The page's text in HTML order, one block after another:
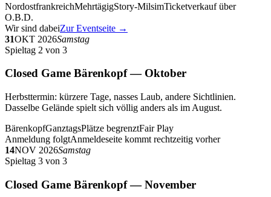
NordostfrankreichMehrtägigStory-MilsimTicketverkauf über
O.B.D.
Wir sind dabeiZur Eventseite →
31OKT 2026Samstag
Spieltag 2 von 3
Closed Game Bärenkopf — Oktober
Herbsttermin: kürzere Tage, nasses Laub, andere Sichtlinien.
Dasselbe Gelände spielt sich völlig anders als im August.
BärenkopfGanztagsPlätze begrenztFair Play
Anmeldung folgtAnmeldeseite kommt rechtzeitig vorher
14NOV 2026Samstag
Spieltag 3 von 3
Closed Game Bärenkopf — November